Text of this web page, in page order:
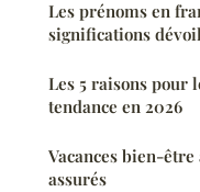
Les prénoms en
significations
Les 5 raisons pour
tendance en 2026
Vacances bien-
assurés